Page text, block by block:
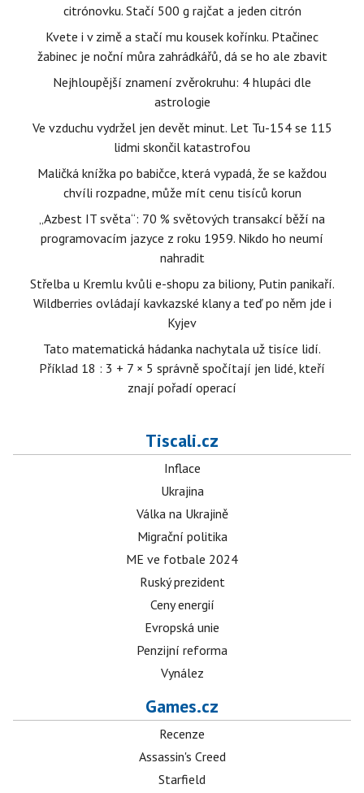
citrónovku. Stačí 500 g rajčat a jeden citrón
Kvete i v zimě a stačí mu kousek kořínku. Ptačinec
žabinec je noční můra zahrádkářů, dá se ho ale zbavit
Nejhloupější znamení zvěrokruhu: 4 hlupáci dle
astrologie
Ve vzduchu vydržel jen devět minut. Let Tu-154 se 115
lidmi skončil katastrofou
Maličká knížka po babičce, která vypadá, že se každou
chvíli rozpadne, může mít cenu tisíců korun
„Azbest IT světa“: 70 % světových transakcí běží na
programovacím jazyce z roku 1959. Nikdo ho neumí
nahradit
Střelba u Kremlu kvůli e-shopu za biliony, Putin panikaří.
Wildberries ovládají kavkazské klany a teď po něm jde i
Kyjev
Tato matematická hádanka nachytala už tisíce lidí.
Příklad 18 : 3 + 7 × 5 správně spočítají jen lidé, kteří
znají pořadí operací
Tiscali.cz
Inflace
Ukrajina
Válka na Ukrajině
Migrační politika
ME ve fotbale 2024
Ruský prezident
Ceny energií
Evropská unie
Penzijní reforma
Vynález
Games.cz
Recenze
Assassin's Creed
Starfield